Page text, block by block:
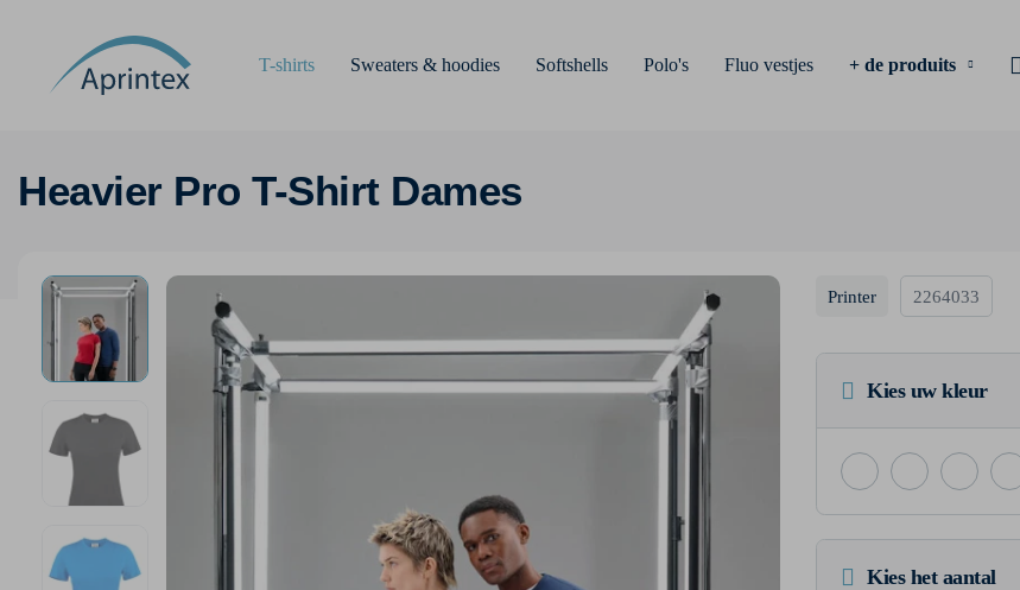
T-shirts Sweaters & hoodies Softshells Polo's Fluo vestjes + de produits
Heavier Pro T-Shirt Dames
Printer 2264033
Kies uw kleur
Kies het aantal